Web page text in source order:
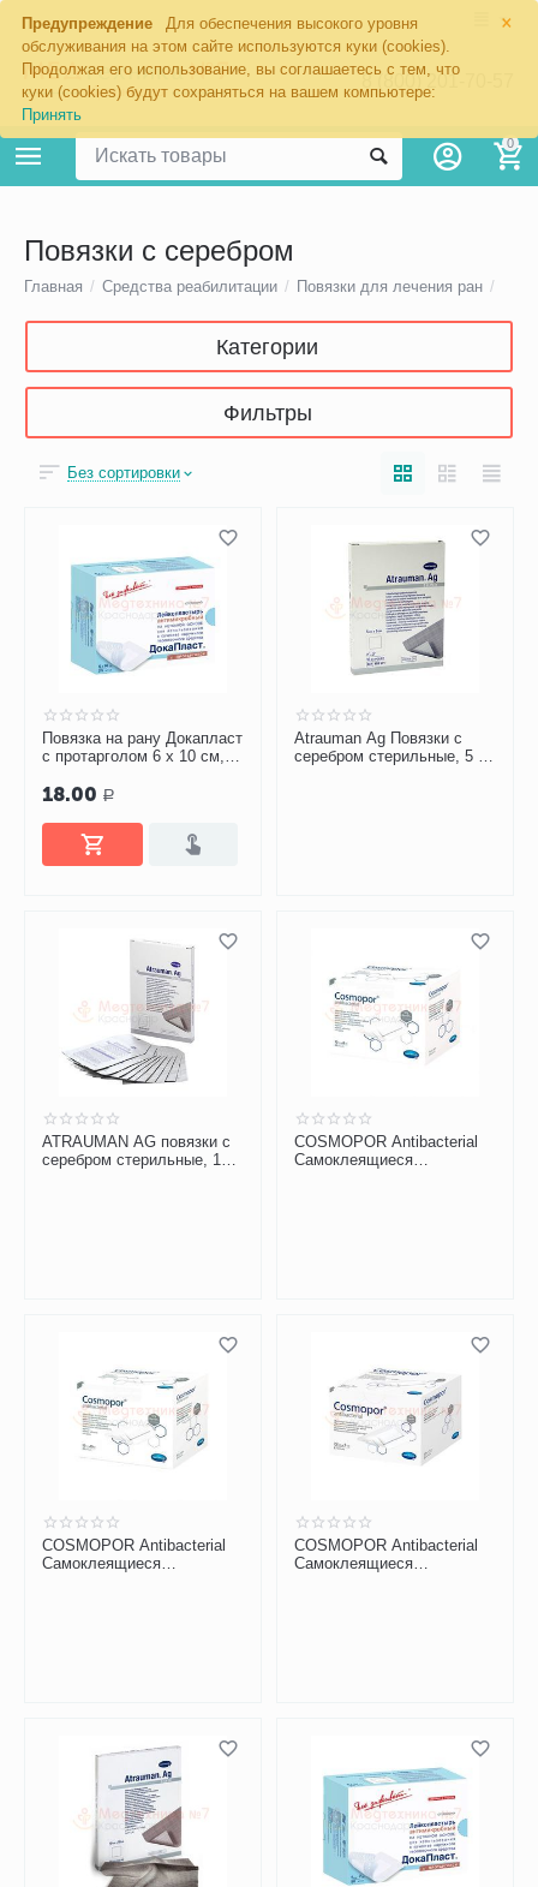
×
Предупреждение
Для обеспечения высокого уровня
обслуживания на этом сайте используются куки (cookies).
Продолжая его использование, вы соглашаетесь с тем, что
куки (cookies) будут сохраняться на вашем компьютере:
Принять
8 (800) 201-70-57
0
Повязки с серебром
Главная / Средства реабилитации / Повязки для лечения ран /
Категории
Фильтры
Без сортировки
Повязка на рану Докапласт
с протарголом 6 х 10 см,
антимикробная
18.00 Р
Atrauman Ag Повязки с
серебром стерильные, 5 х
ATRAUMAN AG повязки с
серебром стерильные, 10 х
COSMOPOR Antibacterial
Самоклеящиеся
COSMOPOR Antibacterial
Самоклеящиеся
COSMOPOR Antibacterial
Самоклеящиеся